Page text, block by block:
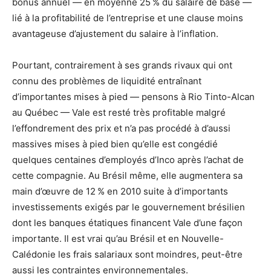
lié à la profitabilité de l’entreprise et une clause moins
avantageuse d’ajustement du salaire à l’inflation.
Pourtant, contrairement à ses grands rivaux qui ont
connu des problèmes de liquidité entraînant
d’importantes mises à pied — pensons à Rio Tinto-Alcan
au Québec — Vale est resté très profitable malgré
l’effondrement des prix et n’a pas procédé à d’aussi
massives mises à pied bien qu’elle est congédié
quelques centaines d’employés d’Inco après l’achat de
cette compagnie. Au Brésil même, elle augmentera sa
main d’œuvre de 12 % en 2010 suite à d’importants
investissements exigés par le gouvernement brésilien
dont les banques étatiques financent Vale d’une façon
importante. Il est vrai qu’au Brésil et en Nouvelle-
Calédonie les frais salariaux sont moindres, peut-être
aussi les contraintes environnementales.